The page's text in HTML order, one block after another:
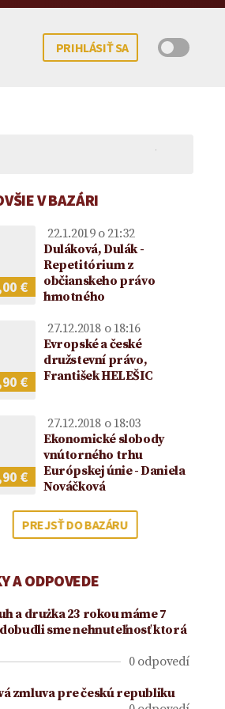
PRIHLÁSIŤ SA
poplatky |
Úhrady za služby verejnosti
poskytované RTVS | Novela
peňazí |
Darovacia zmluva VZOR
V BAZÁRI
€
22.1.2019 o 21:32
Duláková, Dulák -
Repetitórium z
občianskeho právo
hmotného
€
27.12.2018 o 18:16
Evropské a české
družstevní právo,
František HELEŠIC
€
27.12.2018 o 18:03
Ekonomické slobody
vnútorného trhu
Európskej únie - Daniela
Nováčková
PREJSŤ DO BAZÁRU
A ODPOVEDE
a drużka 23 rokou máme 7
sme nehnuteľnosť ktorá
0 odpovedí
zmluva pre českú republiku